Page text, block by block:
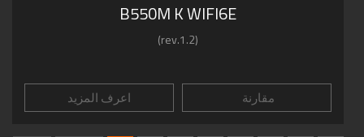
B550M K WIFI6E
(rev.1.2)
اعرف المزيد مقارنة